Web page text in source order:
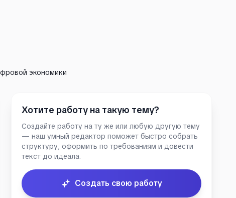
экономики
Хотите работу на такую тему?
Создайте работу на ту же или любую другую тему
— наш умный редактор поможет быстро собрать
структуру, оформить по требованиям и довести
текст до идеала.
Создать свою работу